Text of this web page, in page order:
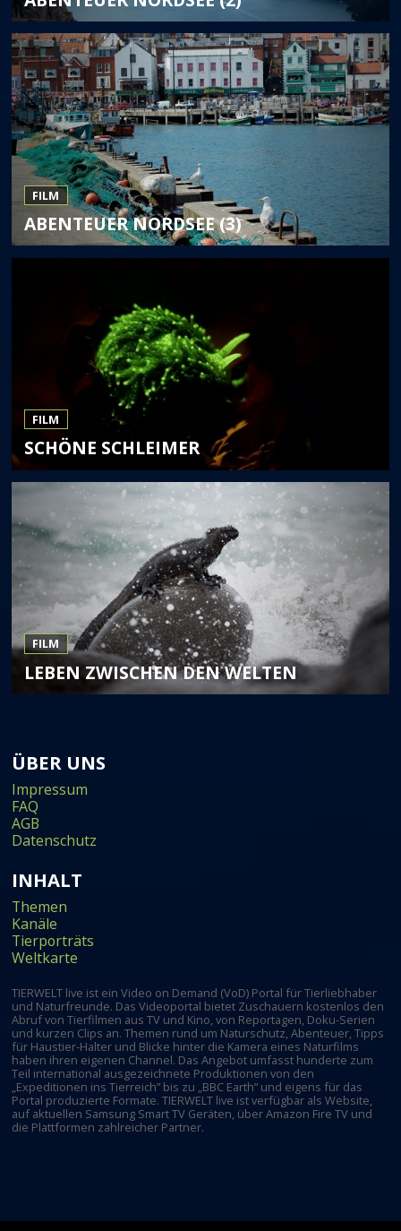
FILM
ABENTEUER NORDSEE (3)
FILM
SCHÖNE SCHLEIMER
FILM
LEBEN ZWISCHEN DEN WELTEN
ÜBER UNS
Impressum
FAQ
AGB
Datenschutz
INHALT
Themen
Kanäle
Tierporträts
Weltkarte
TIERWELT live ist ein Video on Demand (VoD) Portal für Tierliebhaber
und Naturfreunde. Das Videoportal bietet Zuschauern kostenlos den
Abruf von Tierfilmen aus TV und Kino, von Reportagen, Doku-Serien
und kurzen Clips an. Themen rund um Naturschutz, Abenteuer, Tipps
für Haustier-Halter und Blicke hinter die Kamera eines Naturfilms
haben ihren eigenen Channel. Das Angebot umfasst hunderte zum
Teil international ausgezeichnete Produktionen von den
„Expeditionen ins Tierreich” bis zu „BBC Earth” und eigens für das
Portal produzierte Formate. TIERWELT live ist verfügbar als Website,
auf aktuellen Samsung Smart TV Geräten, über Amazon Fire TV und
die Plattformen zahlreicher Partner.